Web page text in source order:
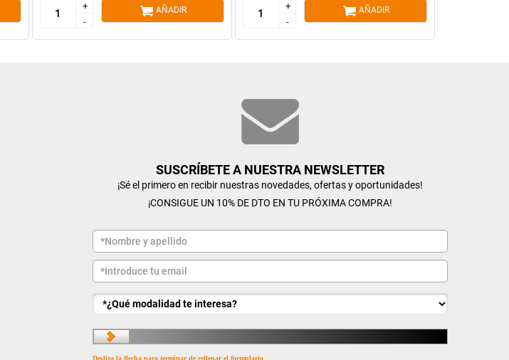
+
-
+
-
AÑADIR
+
-
+
-
AÑADIR
SUSCRÍBETE A NUESTRA NEWSLETTER
¡Sé el primero en recibir nuestras novedades, ofertas y oportunidades!
¡CONSIGUE UN 10% DE DTO EN TU PRÓXIMA COMPRA!
Desliza la flecha para terminar de rellenar el formulario